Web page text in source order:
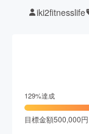
iki2fitnesslife
129%達成
目標金額500,000円